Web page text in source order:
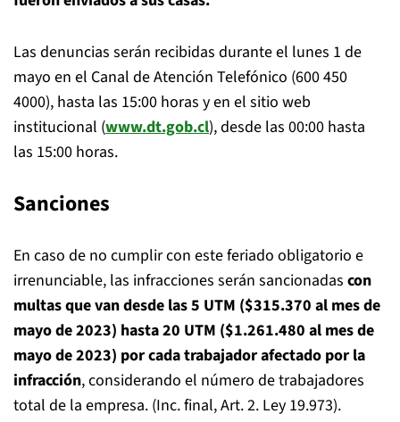
Las denuncias serán recibidas durante el lunes 1 de
mayo en el Canal de Atención Telefónico (600 450
4000), hasta las 15:00 horas y en el sitio web
institucional (www.dt.gob.cl), desde las 00:00 hasta
las 15:00 horas.
Sanciones
En caso de no cumplir con este feriado obligatorio e
irrenunciable, las infracciones serán sancionadas con
multas que van desde las 5 UTM ($315.370 al mes de
mayo de 2023) hasta 20 UTM ($1.261.480 al mes de
mayo de 2023) por cada trabajador afectado por la
infracción, considerando el número de trabajadores
total de la empresa. (Inc. final, Art. 2. Ley 19.973).